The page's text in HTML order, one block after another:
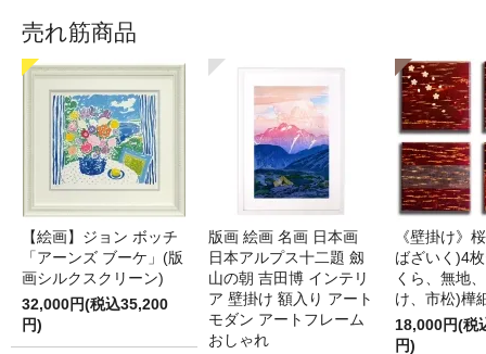
売れ筋商品
【絵画】ジョン ボッチ
「アーンズ ブーケ」(版
画シルクスクリーン)
32,000円(税込35,200
円)
版画 絵画 名画 日本画
日本アルプス十二題 劔
山の朝 吉田博 インテリ
ア 壁掛け 額入り アート
モダン アートフレーム
おしゃれ
《壁掛け》
ばざいく)4
くら、無地
け、市松)樺
18,000円(税
円)